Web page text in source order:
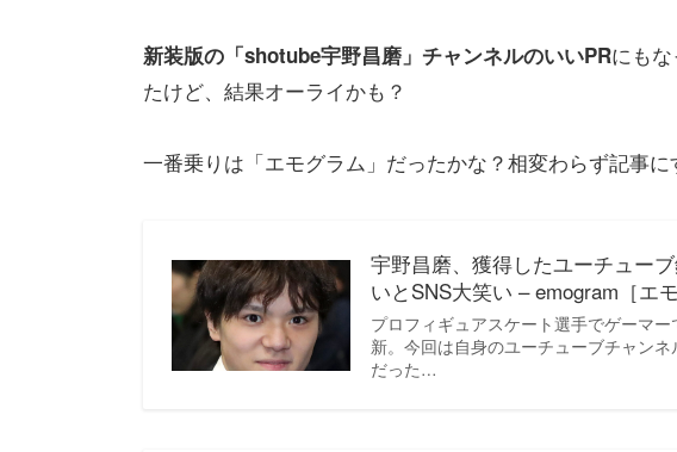
新装版の「shotube宇野昌磨」チャンネルのいいPRにも
たけど、結果オーライかも？
一番乗りは「エモグラム」だったかな？相変わらず記事に
宇野昌磨、獲得したユーチュー
いとSNS大笑い – emogram［エ
プロフィギュアスケート選手でゲーマ
新。今回は自身のユーチューブチャン
だった…